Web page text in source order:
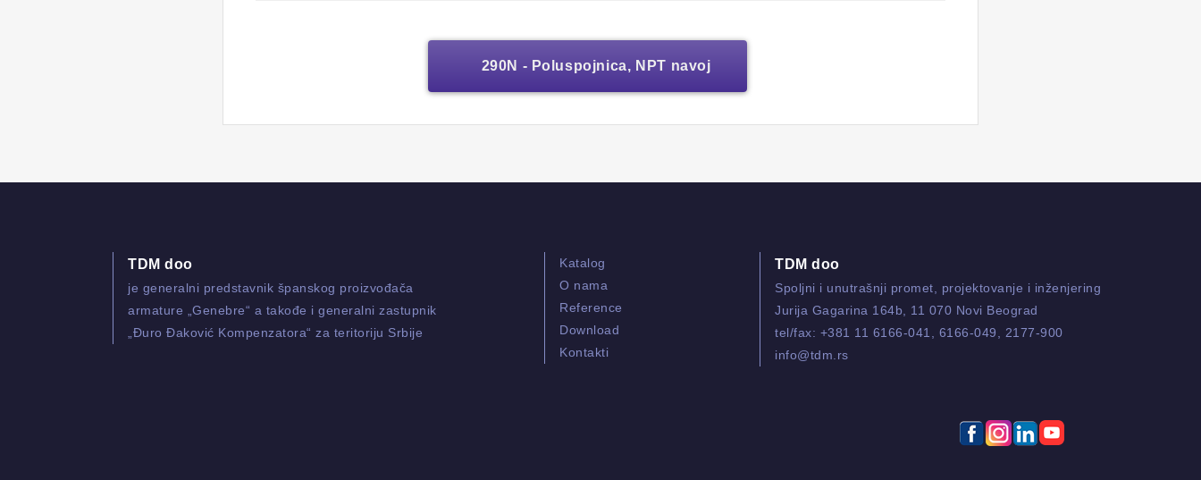
290N - Poluspojnica, NPT navoj
TDM doo
je generalni predstavnik španskog proizvođača
armature „Genebre“ a takođe i generalni zastupnik
„Đuro Đaković Kompenzatora“ za teritoriju Srbije
Katalog
O nama
Reference
Download
Kontakti
TDM doo
Spoljni i unutrašnji promet, projektovanje i inženjering
Jurija Gagarina 164b, 11 070 Novi Beograd
tel/fax: +381 11 6166-041 6166-049
2177-900
info@tdm.rs